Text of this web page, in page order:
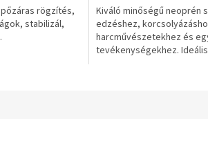
rögzítés,
stabilizál,
Kiváló minőségű neoprén
edzéshez,
harcművészetekhez és
tevékenységekhez.